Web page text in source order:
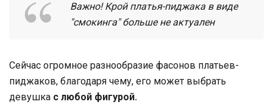
Важно! Крой платья-пиджака в виде
"смокинга" больше не актуален
Сейчас огромное разнообразие фасонов платьев-
пиджаков, благодаря чему, его может выбрать
девушка с любой фигурой.